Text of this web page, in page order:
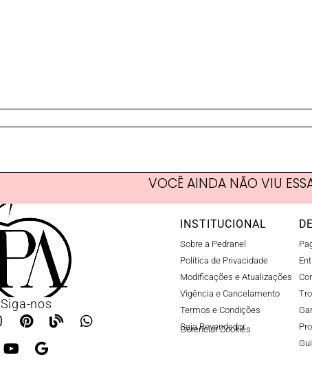
VOCÊ AINDA NÃO VIU
Siga-nos
INSTITUCIONAL
Sobre a Pedranel
Política de Privacidade
Modificações e Atualizações
Vigência e Cancelamento
Termos e Condições
Seja Revendedor
Gerenciar Cookies​